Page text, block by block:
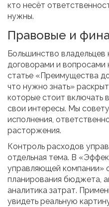
кто несёт
нужны.
Правовые и
Большинство
договорами и вопросами
статье «Преимущества
что нужно знать»
которые стоит включать
свои интересы. Мы
исполнения,
расторжения.
Контроль расходов
отдельная тема. В
управляющей компании»
планирования бюджета,
аналитика затрат.
увидеть реальную